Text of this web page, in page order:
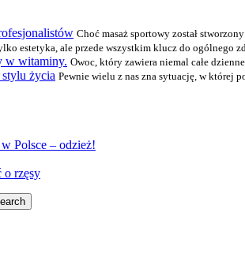
Choć masaż sportowy został
estetyka, ale przede wszystkim klucz do ogólnego
w witaminy. Owoc, który zawiera niemal całe
życia Pewnie wielu z nas zna sytuację, w której
Polsce – odzież!
o rzęsy